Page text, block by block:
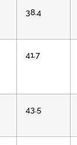
38.4
41.7
43.5